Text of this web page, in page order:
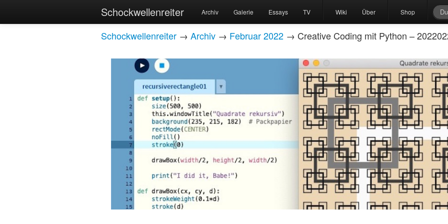
Schockwellenreiter Archiv Galerie Essays TV Wiki Über Shop
Schockwellenreiter → Archiv → Februar 2022 → Creative Coding mit Python –